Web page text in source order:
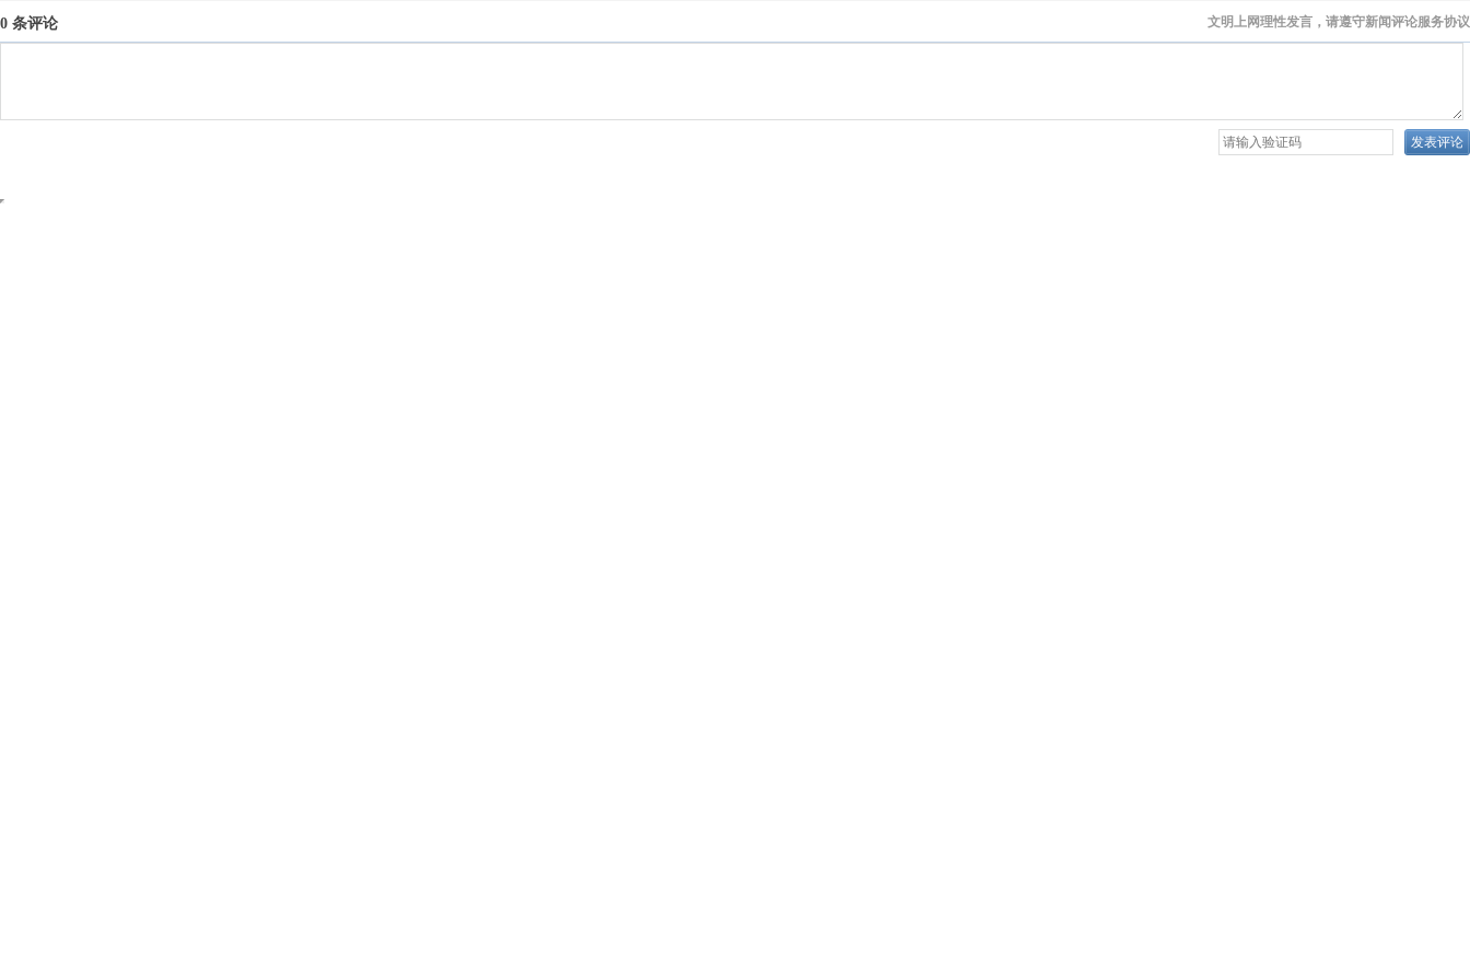
0 条评论 文明上网理性发言，请遵守新闻评论服务协议